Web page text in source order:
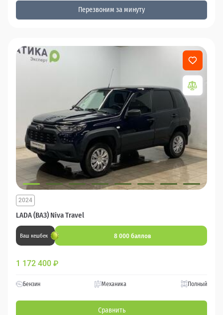
Перезвоним за минуту
LADA (ВАЗ) Niva Travel
2024
Ваш кешбек 8 000 баллов
1 172 400 ₽
Бензин Механика Полный
Сравнить